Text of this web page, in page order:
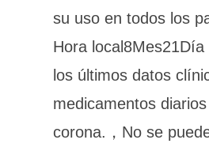
su uso en todos los
Hora
los últimos datos
medicamentos
corona.，No se